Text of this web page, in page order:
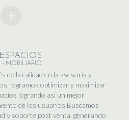
- MOBILIARIO
de la calidad en la asesoría y
logramos optimizar y maximizar
logrando así un mejor
de los usuarios.Buscamos
y soporte post venta, generando